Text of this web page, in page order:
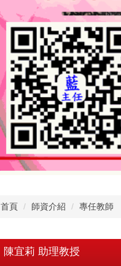
首頁 師資介紹 專任教師
陳宜莉 助理教授